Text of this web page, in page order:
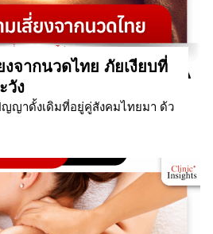
งจากนวดไทย ภัยเงียบที่
วัง
ญาดั้งเดิมที่อยู่คู่สังคมไทยมา ด้ว